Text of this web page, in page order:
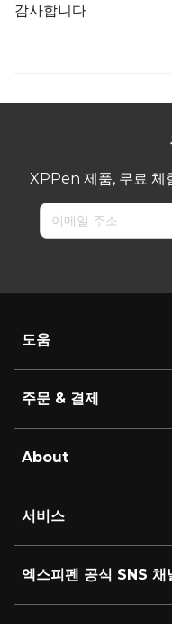
감사합니다
XPPen 제품, 무료 체
도움
주문 & 결제
About
서비스
엑스피펜 공식 SNS 채